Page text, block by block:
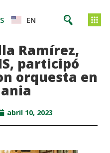
EN
Ramírez,
participó
orquesta en
abril 10, 2023